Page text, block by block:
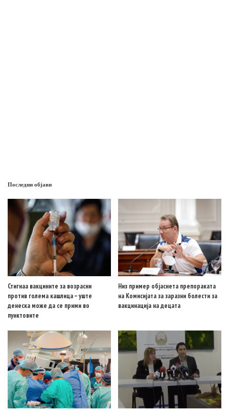
Последни објави
Стигнаа вакцините за возрасни
против голема кашлица – уште
денеска може да се прими во
пунктовите
Низ пример објаснета препораката
на Комисијата за заразни болести за
вакцинација на децата